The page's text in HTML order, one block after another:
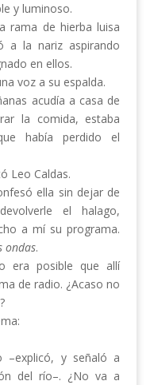
y luminoso.
rama de hierba luisa
a la nariz aspirando
en ellos.
voz a su espalda.
acudía a casa de
la comida, estaba
había perdido el
Leo Caldas.
ella sin dejar de
el halago,
a mí su programa.
ondas.
era posible que allí
de radio. ¿Acaso no
–explicó, y señaló a
del río–. ¿No va a